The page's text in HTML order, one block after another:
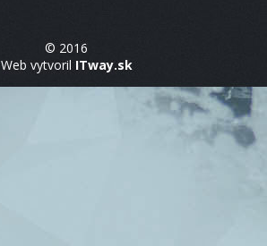
© 2016
Web vytvoril ITway.sk